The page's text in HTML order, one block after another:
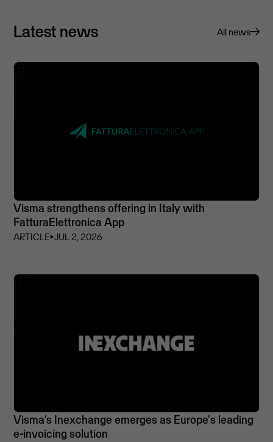
Latest news All news
Visma strengthens offering in Italy with
FatturaElettronica App
ARTICLE⏵JUL 2, 2026
Visma’s Inexchange emerges as Europe's leading
e-invoicing solution